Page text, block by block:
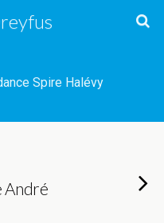
Spire Halévy
André